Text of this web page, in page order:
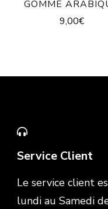
GOMME
9,00€
Service Client
Le service client
lundi au Samedi